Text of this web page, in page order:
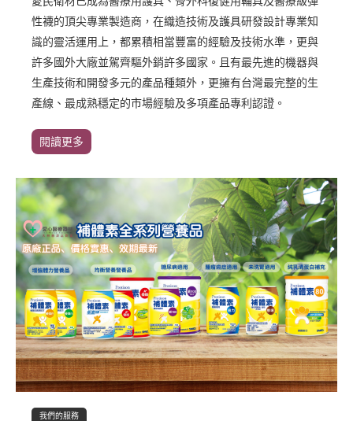
性襪的頂尖專業製造商，在織造技術及護具研發設計專業知
識的靈活運用上，都累積相當豐富的經驗及技術水準，更與
許多國外大廠並駕齊驅外銷許多國家。且有最先進的機器與
生產技術和開發多元的產品種類外，更擁有台灣最完整的生
產線、最成熟穩定的市場經驗及多項產品專利認證。
閱讀更多
我們的服務